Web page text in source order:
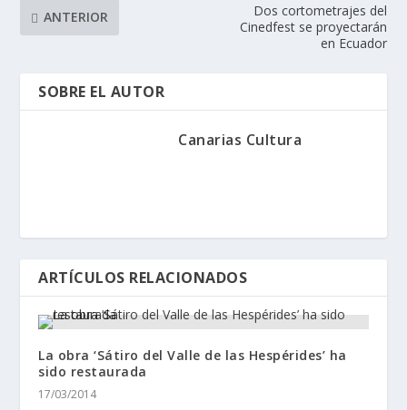
ANTERIOR
Dos cortometrajes del
Cinedfest se proyectarán
en Ecuador
SOBRE EL AUTOR
Canarias Cultura
ARTÍCULOS RELACIONADOS
La obra ‘Sátiro del Valle de las Hespérides’ ha
sido restaurada
17/03/2014